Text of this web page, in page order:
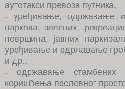
аутотакси превоза путника,
- уређивање, одржавање
паркова, зелених,
површина, јавних
уређивање и одржавање
и др.,
- одржавање стамбених
коришћења пословног